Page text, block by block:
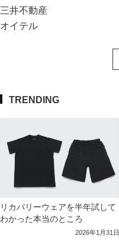
三井不動産
オイテル
TRENDING
リカバリーウェアを半年試して
わかった本当のところ
2026年1月31日